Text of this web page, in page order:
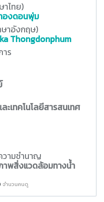
ไทย)
องดอนพุ่ม
าอังกฤษ)
Thongdonphum
ร
ะเทคโนโลยีสารสนเทศ
วามชำนาญ
าพสิ่งแวดล้อมทางน้ำ
จำนวนคนดู